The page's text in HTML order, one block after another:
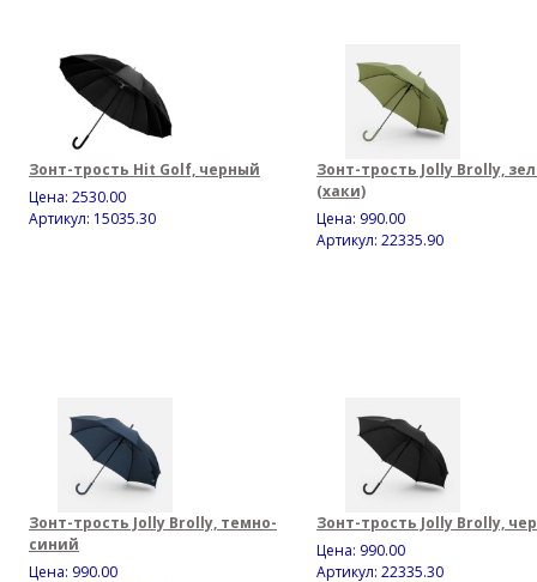
Зонт-трость Hit Golf, черный
Цена: 2530.00
Артикул: 15035.30
Зонт-трость Jolly Brolly,
(хаки)
Цена: 990.00
Артикул: 22335.90
Зонт-трость Jolly Brolly, темно-
синий
Цена: 990.00
Зонт-трость Jolly Brolly,
Цена: 990.00
Артикул: 22335.30